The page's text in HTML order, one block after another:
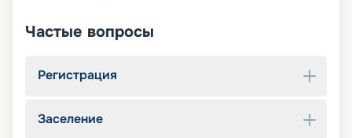
Частые вопросы
Регистрация
Заселение